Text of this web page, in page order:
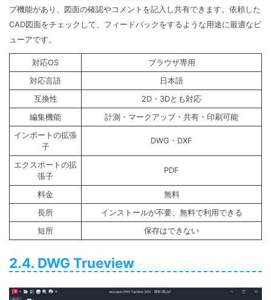
プ機能があり、図面の確認やコメントを記入し共有できます。依頼した
CAD図面をチェックして、フィードバックをするような用途に最適なビ
ューアです。
対応OS
ブラウザ専用
対応言語
日本語
互換性
2D・3Dとも対応
編集機能
計測・マークアップ・共有・印刷可能
インポートの拡張
子
DWG・DXF
エクスポートの拡
張子
PDF
料金
無料
長所
インストールが不要、無料で利用できる
短所
保存はできない
2.4. DWG Trueview